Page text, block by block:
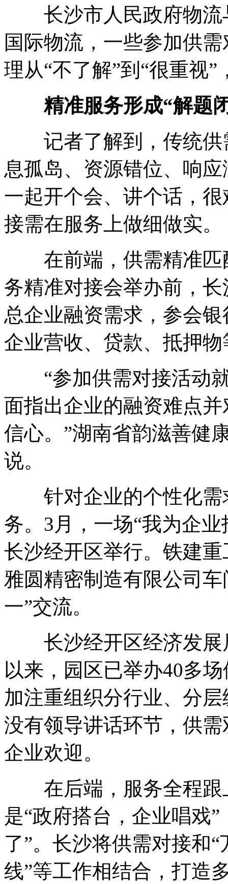
长沙市人民政府物流
国际物流，一些参加供
理从“不了解”到“很重视
精准服务形成“解题
记者了解到，传统供
息孤岛、资源错位、响
一起开个会、讲个话，
接需在服务上做细做实。
在前端，供需精准匹
务精准对接会举办前，
总企业融资需求，参会
企业营收、贷款、抵押
“参加供需对接活动就
面指出企业的融资难点
信心。”湖南省韵滋善健
说。
针对企业的个性化需
务。3月，一场“我为企
长沙经开区举行。铁建
雅圆精密制造有限公司
一”交流。
长沙经开区经济发展
以来，园区已举办40多
加注重组织分行业、分
没有领导讲话环节，供
企业欢迎。
在后端，服务全程跟
是“政府搭台，企业唱戏
了”。长沙将供需对接和
线”等工作相结合，打造